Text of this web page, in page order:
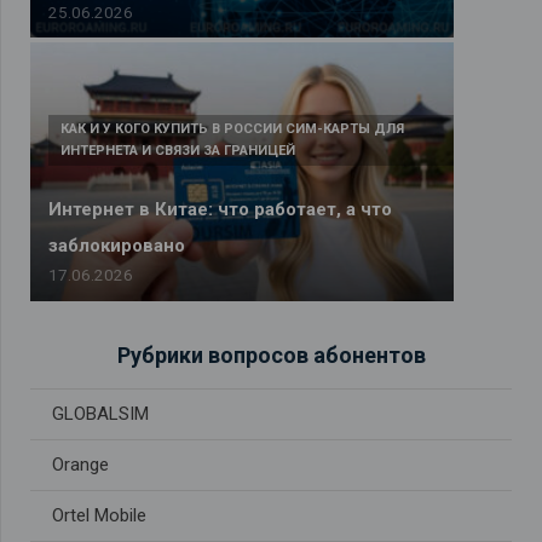
25.06.2026
Интернет в Китае: что работает, а что
заблокировано
КАК И У КОГО КУПИТЬ В РОССИИ СИМ-КАРТЫ ДЛЯ
ИНТЕРНЕТА И СВЯЗИ ЗА ГРАНИЦЕЙ
17.06.2026
Рубрики вопросов абонентов
GLOBALSIM
Orange
Ortel Mobile